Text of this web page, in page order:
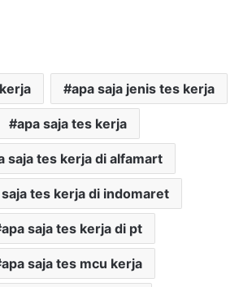
apa saja jenis tes kerja
apa saja tes kerja
saja tes kerja di alfamart
tes kerja di indomaret
apa saja tes kerja di pt
apa saja tes mcu kerja